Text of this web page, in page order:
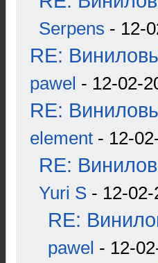
Serpens - 12-
RE:
pawel - 12-02-
RE:
element - 12-
RE:
Yuri S - 12-
RE:
pawel - 12-